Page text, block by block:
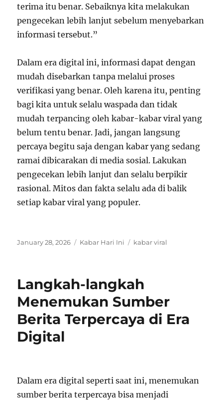
terima itu benar. Sebaiknya kita melakukan
pengecekan lebih lanjut sebelum menyebarkan
informasi tersebut.”
Dalam era digital ini, informasi dapat dengan
mudah disebarkan tanpa melalui proses
verifikasi yang benar. Oleh karena itu, penting
bagi kita untuk selalu waspada dan tidak
mudah terpancing oleh kabar-kabar viral yang
belum tentu benar. Jadi, jangan langsung
percaya begitu saja dengan kabar yang sedang
ramai dibicarakan di media sosial. Lakukan
pengecekan lebih lanjut dan selalu berpikir
rasional. Mitos dan fakta selalu ada di balik
setiap kabar viral yang populer.
Posted
January 28, 2026 Categories
Kabar Hari Ini Tags
kabar viral
Langkah-langkah
Menemukan Sumber
Berita Terpercaya di Era
Digital
Dalam era digital seperti saat ini, menemukan
sumber berita terpercaya bisa menjadi